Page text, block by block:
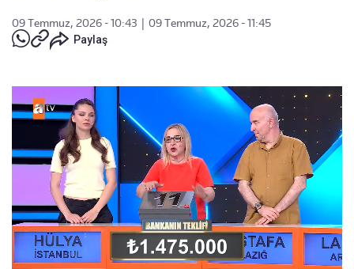
09 Temmuz, 2026 - 10:43
09 Temmuz, 2026 - 11:45
Paylaş